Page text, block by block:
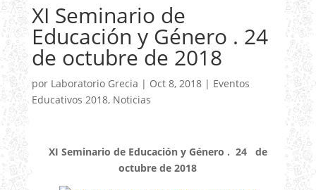
XI Seminario de
Educación y Género . 24
de octubre de 2018
por Laboratorio Grecia | Oct 8, 2018| Eventos
Educativos 2018, Noticias
XI Seminario de Educación y Género . 24 de
octubre de 2018